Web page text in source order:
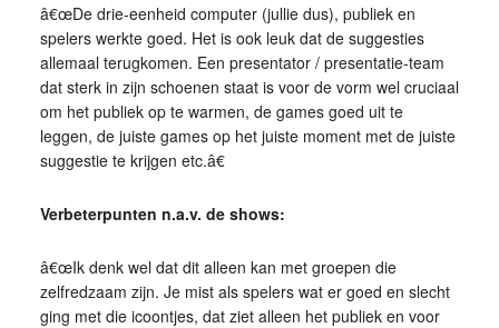
â€œDe drie-eenheid computer (jullie dus), publiek en
spelers werkte goed. Het is ook leuk dat de suggesties
allemaal terugkomen. Een presentator / presentatie-team
dat sterk in zijn schoenen staat is voor de vorm wel cruciaal
om het publiek op te warmen, de games goed uit te
leggen, de juiste games op het juiste moment met de juiste
suggestie te krijgen etc.â€
Verbeterpunten n.a.v. de shows:
â€œIk denk wel dat dit alleen kan met groepen die
zelfredzaam zijn. Je mist als spelers wat er goed en slecht
ging met die icoontjes, dat ziet alleen het publiek en voor